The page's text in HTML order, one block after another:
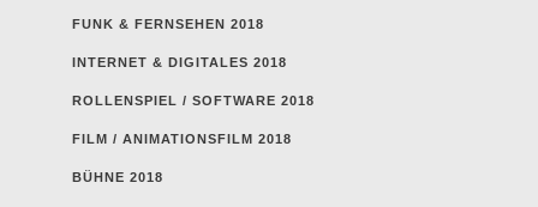
FUNK & FERNSEHEN 2018
INTERNET & DIGITALES 2018
ROLLENSPIEL / SOFTWARE 2018
FILM / ANIMATIONSFILM 2018
BÜHNE 2018